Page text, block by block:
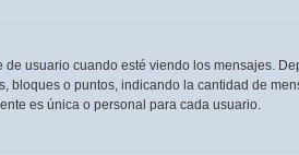
usuario cuando esté viendo los mensajes.
bloques o puntos, indicando la cantidad de
es única o personal para cada usuario.